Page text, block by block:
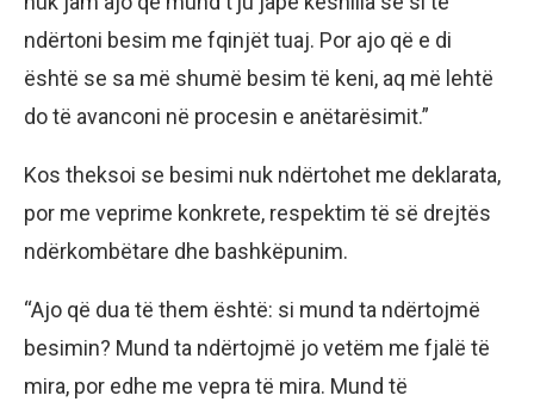
ndërtoni besim me fqinjët tuaj. Por ajo që e di
është se sa më shumë besim të keni, aq më lehtë
do të avanconi në procesin e anëtarësimit.”
Kos theksoi se besimi nuk ndërtohet me deklarata,
por me veprime konkrete, respektim të së drejtës
ndërkombëtare dhe bashkëpunim.
“Ajo që dua të them është: si mund ta ndërtojmë
besimin? Mund ta ndërtojmë jo vetëm me fjalë të
mira, por edhe me vepra të mira. Mund të